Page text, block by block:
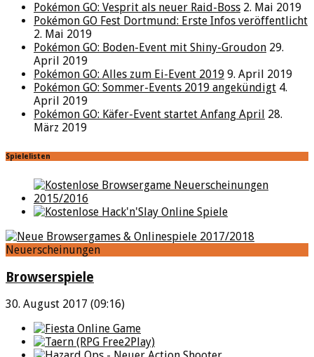
Pokémon GO: Vesprit als neuer Raid-Boss 2. Mai 2019
Pokémon GO Fest Dortmund: Erste Infos veröffentlicht
2. Mai 2019
Pokémon GO: Boden-Event mit Shiny-Groudon 29.
April 2019
Pokémon GO: Alles zum Ei-Event 2019 9. April 2019
Pokémon GO: Sommer-Events 2019 angekündigt 4.
April 2019
Pokémon GO: Käfer-Event startet Anfang April 28.
März 2019
Spielelisten
Neuerscheinungen
Browserspiele
30. August 2017 (09:16)